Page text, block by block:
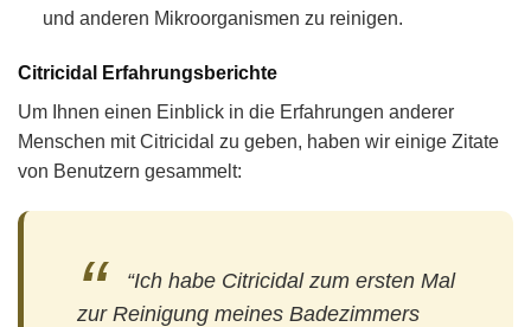
und anderen Mikroorganismen zu reinigen.
Citricidal Erfahrungsberichte
Um Ihnen einen Einblick in die Erfahrungen anderer
Menschen mit Citricidal zu geben, haben wir einige Zitate
von Benutzern gesammelt:
“Ich habe Citricidal zum ersten Mal
zur Reinigung meines Badezimmers